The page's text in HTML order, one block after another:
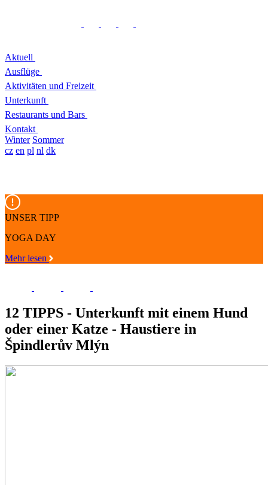
Aktuell
Ausflüge
Aktivitäten und Freizeit
Unterkunft
Restaurants und Bars
Kontakt
Winter Sommer
cz en pl nl dk
UNSER TIPP
YOGA DAY
Mehr lesen
12 TIPPS - Unterkunft mit einem Hund
oder einer Katze - Haustiere in
Špindlerův Mlýn